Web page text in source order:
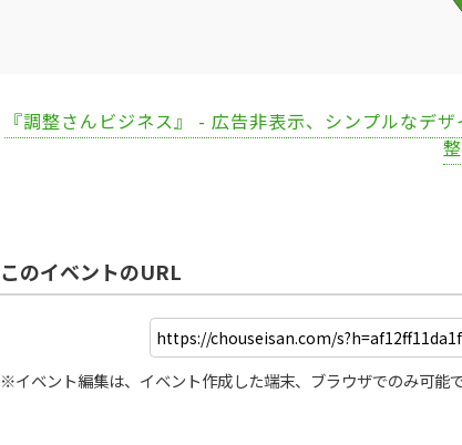
『調整さんビジネス』 - 広告非表示、シンプルなデ
このイベントのURL
※イベント編集は、イベント作成した端末、ブラウザでのみ可能